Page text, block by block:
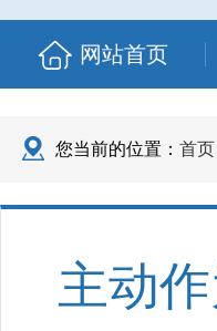
网站首页
您当前的位置： 首页
主动